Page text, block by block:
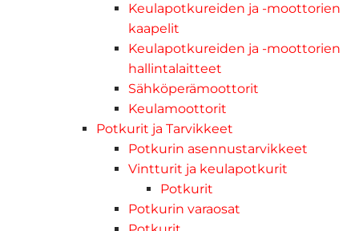
Keulapotkureiden ja -moottorien
kaapelit
Keulapotkureiden ja -moottorien
hallintalaitteet
Sähköperämoottorit
Keulamoottorit
Potkurit ja Tarvikkeet
Potkurin asennustarvikkeet
Vintturit ja keulapotkurit
Potkurit
Potkurin varaosat